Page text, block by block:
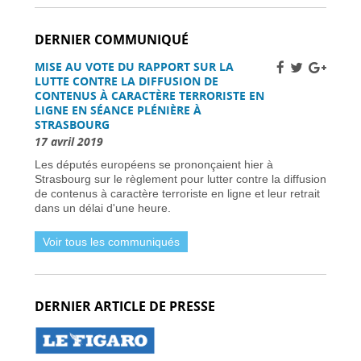
Améliorer la sécurité routière des jeunes
Grève des pilotes Lufthansa : perturbations de
Une nouvelle ère d’ici 2030 -31 mars 2026
Élections municipales à Nice 2026 : enjeux et
candidats - 31 mars 2026
Dernière chance pour les skieurs cette saison -
31 mars 2026
Vol Ryanair : des passagers bloqués en France
à cause des retards de l’EES -31 mars 2026
Air France-KLM augmente les tarifs long-
courrier face à la crise pétrolière du Moyen-
Orient -30 mars 2026
Nationaux britanniques à double nationalité:
défis de renouvellement de passeport dans le
L’extrême droite et la gauche enregistrent des
gains importants - 30 mars 2026
Sénat français approuve la loi sur l’ANPR pour
renforcer les moyens de lutte contre la
criminalité -29 mars 2026
DERNIER COMMUNIQUÉ
MISE AU VOTE DU RAPPORT SUR LA
LUTTE CONTRE LA DIFFUSION DE
CONTENUS À CARACTÈRE TERRORISTE EN
LIGNE EN SÉANCE PLÉNIÈRE À
STRASBOURG
17 avril 2019
Les députés européens se prononçaient hier à
Strasbourg sur le règlement pour lutter contre la diffusion
de contenus à caractère terroriste en ligne et leur retrait
dans un délai d'une heure.
Voir tous les communiqués
DERNIER ARTICLE DE PRESSE